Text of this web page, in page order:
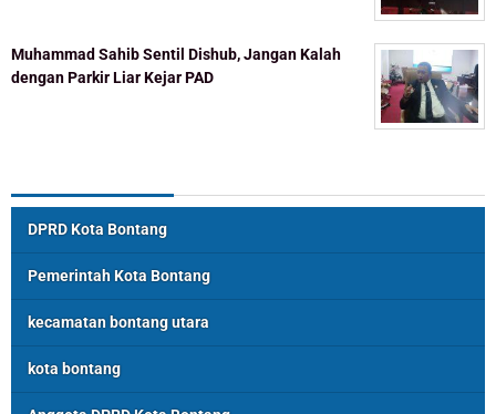
Muhammad Sahib Sentil Dishub, Jangan Kalah
dengan Parkir Liar Kejar PAD
DPRD Kota Bontang
Pemerintah Kota Bontang
kecamatan bontang utara
kota bontang